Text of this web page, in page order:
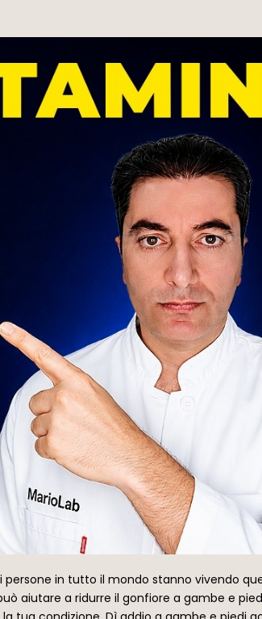
persone in tutto il mondo stanno vivendo
aiutare a ridurre il gonfiore a gambe e